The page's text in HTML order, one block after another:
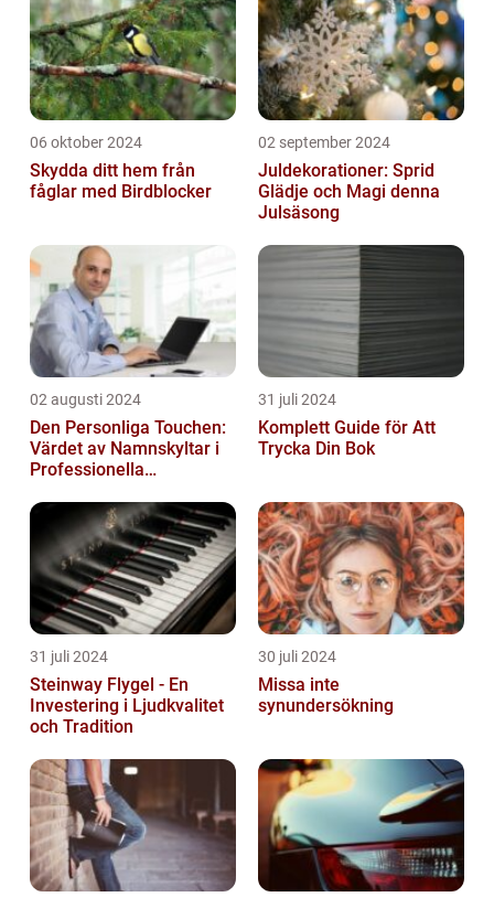
06 oktober 2024
Skydda ditt hem från
fåglar med Birdblocker
02 september 2024
Juldekorationer: Sprid
Glädje och Magi denna
Julsäsong
02 augusti 2024
Den Personliga Touchen:
Värdet av Namnskyltar i
Professionella
31 juli 2024
Komplett Guide för Att
Trycka Din Bok
31 juli 2024
Steinway Flygel - En
Investering i Ljudkvalitet
och Tradition
30 juli 2024
Missa inte
synundersökning